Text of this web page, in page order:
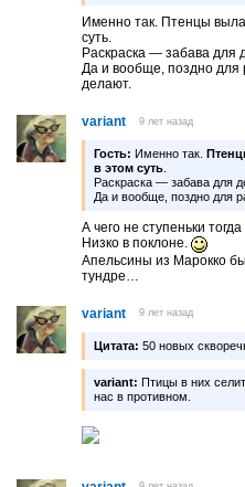
Именно так. Птенцы
суть.
Раскраска — забава для
Да и вообще, поздно для
делают.
variant 9 лет назад
Гость: Именно так.
в этом суть
Раскраска — забава для
Да и вообще, поздно для
А чего не ступеньки
Низко в поклоне.
Апельсины из Марокко
тундре…
variant 9 лет назад
Цитата: 50 новых
variant: Птицы в них
нас в противном.